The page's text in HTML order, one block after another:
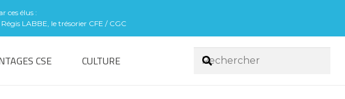
ces élus :
LABBE, le trésorier CFE / CGC
CSE CULTURE